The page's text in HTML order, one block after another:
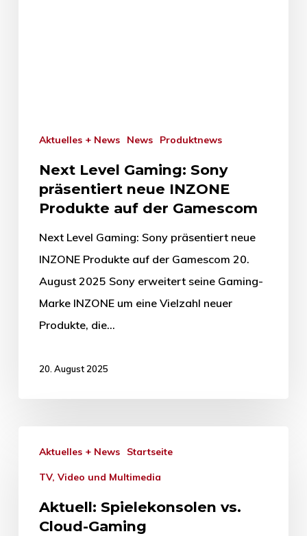
Aktuelles + News News Produktnews
Next Level Gaming: Sony
präsentiert neue INZONE
Produkte auf der Gamescom
Next Level Gaming: Sony präsentiert neue
INZONE Produkte auf der Gamescom 20.
August 2025 Sony erweitert seine Gaming-
Marke INZONE um eine Vielzahl neuer
Produkte, die…
20. August 2025
Aktuelles + News Startseite
TV, Video und Multimedia
Aktuell: Spielekonsolen vs.
Cloud-Gaming